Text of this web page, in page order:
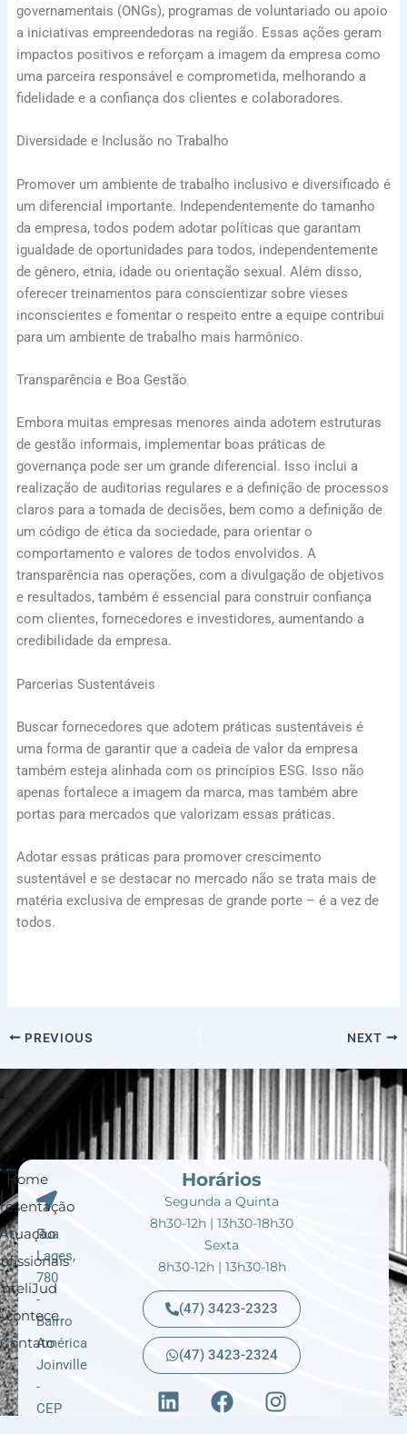
governamentais (ONGs), programas de voluntariado ou apoio
a iniciativas empreendedoras na região. Essas ações geram
impactos positivos e reforçam a imagem da empresa como
uma parceira responsável e comprometida, melhorando a
fidelidade e a confiança dos clientes e colaboradores.
Diversidade e Inclusão no Trabalho
Promover um ambiente de trabalho inclusivo e diversificado é
um diferencial importante. Independentemente do tamanho
da empresa, todos podem adotar políticas que garantam
igualdade de oportunidades para todos, independentemente
de gênero, etnia, idade ou orientação sexual. Além disso,
oferecer treinamentos para conscientizar sobre vieses
inconscientes e fomentar o respeito entre a equipe contribui
para um ambiente de trabalho mais harmônico.
Transparência e Boa Gestão
Embora muitas empresas menores ainda adotem estruturas
de gestão informais, implementar boas práticas de
governança pode ser um grande diferencial. Isso inclui a
realização de auditorias regulares e a definição de processos
claros para a tomada de decisões, bem como a definição de
um código de ética da sociedade, para orientar o
comportamento e valores de todos envolvidos. A
transparência nas operações, com a divulgação de objetivos
e resultados, também é essencial para construir confiança
com clientes, fornecedores e investidores, aumentando a
credibilidade da empresa.
Parcerias Sustentáveis
Buscar fornecedores que adotem práticas sustentáveis é
uma forma de garantir que a cadeia de valor da empresa
também esteja alinhada com os princípios ESG. Isso não
apenas fortalece a imagem da marca, mas também abre
portas para mercados que valorizam essas práticas.
Adotar essas práticas para promover crescimento
sustentável e se destacar no mercado não se trata mais de
matéria exclusiva de empresas de grande porte – é a vez de
todos.
PREVIOUS NEXT
Rua
Lages,
780
-
Bairro
América
Joinville
-
CEP
Home
Atuação
Contato
Horários
Segunda a Quinta
8h30-12h | 13h30-18h30
Sexta
8h30-12h | 13h30-18h
(47) 3423-2323
(47) 3423-2324
L
i
F
a
I
n